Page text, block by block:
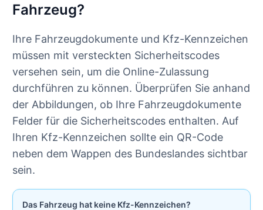
Fahrzeug?
Ihre Fahrzeugdokumente und Kfz-Kennzeichen
müssen mit versteckten Sicherheitscodes
versehen sein, um die Online-Zulassung
durchführen zu können. Überprüfen Sie anhand
der Abbildungen, ob Ihre Fahrzeugdokumente
Felder für die Sicherheitscodes enthalten. Auf
Ihren Kfz-Kennzeichen sollte ein QR-Code
neben dem Wappen des Bundeslandes sichtbar
sein.
Das Fahrzeug hat keine Kfz-Kennzeichen?